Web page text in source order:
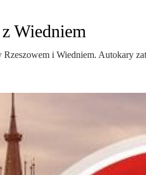
Wiedniem
Rzeszowem i Wiedniem. Autokary